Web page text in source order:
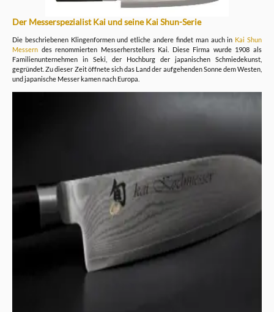
Der Messerspezialist Kai und seine Kai Shun-Serie
Die beschriebenen Klingenformen und etliche andere findet man auch in Kai Shun
Messern des renommierten Messerherstellers Kai. Diese Firma wurde 1908 als
Familienunternehmen in Seki, der Hochburg der japanischen Schmiedekunst,
gegründet. Zu dieser Zeit öffnete sich das Land der aufgehenden Sonne dem Westen,
und japanische Messer kamen nach Europa.